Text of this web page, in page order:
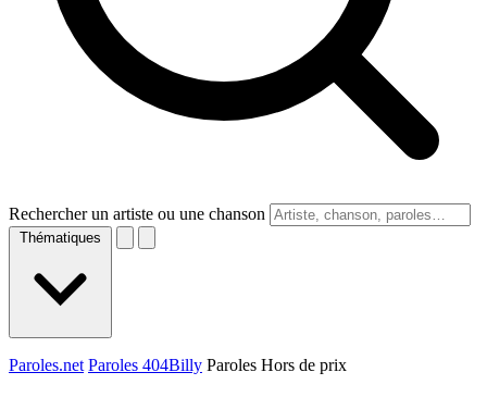
Rechercher un artiste ou une chanson
Thématiques
Paroles.net Paroles 404Billy Paroles Hors de prix